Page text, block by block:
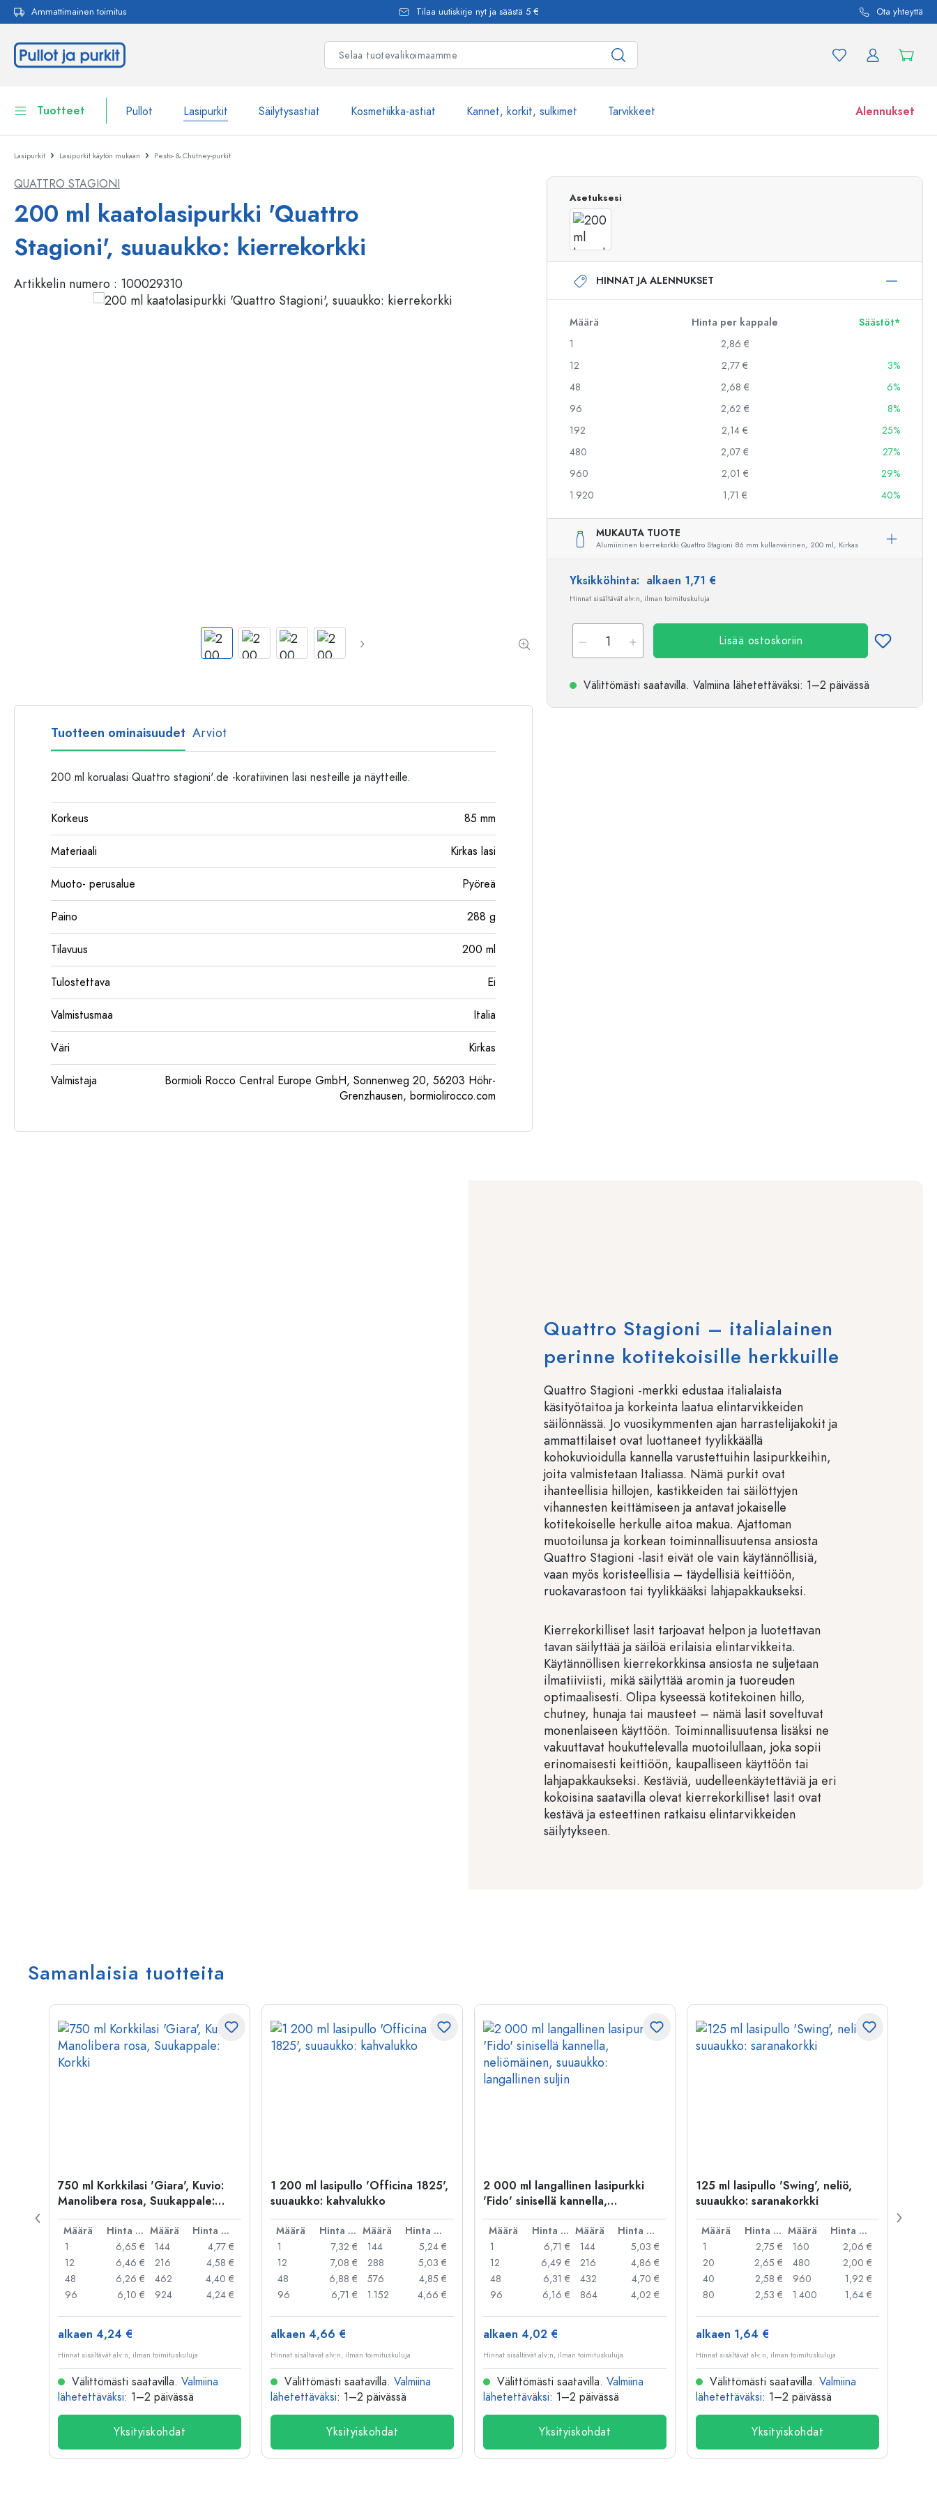
Siirry päänavigointiin
Ammattimainen toimitus Tilaa uutiskirje nyt ja säästä 5 € Ota yhteyttä
Tuotteet Pullot Lasipurkit Säilytysastiat Kosmetiikka-astiat Kannet, korkit, sulkimet Tarvikkeet Alennukset
Pullot
Säilytysastiat
Astiat
Kosmetiikka-astiat
Näytä kaikki Pullot
Pullot tuotemerkin mukaan
WECK-Lasipullot
Patenttikorkkipullot
Spraypullot
Airless-pumppupullot
Roll-on-pullot
Puristuspullot
Säilytyspullot
Ginipullot
Joulupullot
Koristeelliset pullot
Käymisastiat
Muovipullot
Lasipurkit
Lasipurkit Lasipurkit käytön mukaan Pesto- & Chutney-purkit
QUATTRO STAGIONI
200 ml kaatolasipurkki 'Quattro
Stagioni', suuaukko: kierrekorkki
Artikkelin numero : 100029310
Asetuksesi
HINNAT JA ALENNUKSET
Määrä Hinta per kappale
Säästöt*
1
2,86 €
12
2,77 €
3%
48
2,68 €
6%
96
2,62 €
8%
192
2,14 €
25%
480
2,07 €
27%
960
2,01 €
29%
1.920
1,71 € 40%
MUKAUTA TUOTE
Alumiininen kierrekorkki Quattro Stagioni 86 mm kullanvärinen, 200 ml, Kirkas
Yksikköhinta: alkaen 1,71 €
Hinnat sisältävät alv:n, ilman toimituskuluja
Lisää ostoskoriin
Välittömästi saatavilla. Valmiina lähetettäväksi: 1–2 päivässä
Tuotteen ominaisuudet Arviot
200 ml korualasi Quattro stagioni'.de -koratiivinen lasi nesteille ja näytteille.
Korkeus 85 mm
Materiaali Kirkas lasi
Muoto- perusalue Pyöreä
Paino 288 g
Tilavuus 200 ml
Tulostettava Ei
Valmistusmaa Italia
Väri Kirkas
Valmistaja
Bormioli Rocco Central Europe GmbH, Sonnenweg 20, 56203 Höhr-
Grenzhausen, bormiolirocco.com
Quattro Stagioni – italialainen
perinne kotitekoisille herkkuille
Quattro Stagioni -merkki edustaa italialaista
käsityötaitoa ja korkeinta laatua elintarvikkeiden
säilönnässä. Jo vuosikymmenten ajan harrastelijakokit ja
ammattilaiset ovat luottaneet tyylikkäällä
kohokuvioidulla kannella varustettuihin lasipurkkeihin,
joita valmistetaan Italiassa. Nämä purkit ovat
ihanteellisia hillojen, kastikkeiden tai säilöttyjen
vihannesten keittämiseen ja antavat jokaiselle
kotitekoiselle herkulle aitoa makua. Ajattoman
muotoilunsa ja korkean toiminnallisuutensa ansiosta
Quattro Stagioni -lasit eivät ole vain käytännöllisiä,
vaan myös koristeellisia – täydellisiä keittiöön,
ruokavarastoon tai tyylikkääksi lahjapakkaukseksi.
Kierrekorkilliset lasit tarjoavat helpon ja luotettavan
tavan säilyttää ja säilöä erilaisia elintarvikkeita.
Käytännöllisen kierrekorkkinsa ansiosta ne suljetaan
ilmatiiviisti, mikä säilyttää aromin ja tuoreuden
optimaalisesti. Olipa kyseessä kotitekoinen hillo,
chutney, hunaja tai mausteet – nämä lasit soveltuvat
monenlaiseen käyttöön. Toiminnallisuutensa lisäksi ne
vakuuttavat houkuttelevalla muotoilullaan, joka sopii
erinomaisesti keittiöön, kaupalliseen käyttöön tai
lahjapakkaukseksi. Kestäviä, uudelleenkäytettäviä ja eri
kokoisina saatavilla olevat kierrekorkilliset lasit ovat
kestävä ja esteettinen ratkaisu elintarvikkeiden
säilytykseen.
Samanlaisia tuotteita
750 ml Korkkilasi 'Giara', Kuvio:
Manolibera rosa, Suukappale:
Korkki
Määrä Hinta per kpl Määrä
Hinta per kpl
1
6,65 €
12
6,46 €
48
6,26 €
96
6,10 €
144
4,77 €
216
4,58 €
462
4,40 €
924
4,24 €
alkaen 4,24 €
Hinnat sisältävät alv:n, ilman toimituskuluja
Välittömästi saatavilla. Valmiina
lähetettäväksi: 1–2 päivässä
Yksityiskohdat
1 200 ml lasipullo 'Officina 1825',
suuaukko: kahvalukko
Määrä Hinta per kpl Määrä
Hinta per kpl
1
7,32 €
12
7,08 €
48
6,88 €
96
6,71 €
144
5,24 €
288
5,03 €
576
4,85 €
1.152
4,66 €
alkaen 4,66 €
Hinnat sisältävät alv:n, ilman toimituskuluja
Välittömästi saatavilla. Valmiina
lähetettäväksi: 1–2 päivässä
Yksityiskohdat
2 000 ml langallinen lasipurkki
'Fido' sinisellä kannella,
neliömäinen, suuaukko: langallinen
suljin
Määrä Hinta per kpl Määrä
Hinta per kpl
1
6,71 €
12
6,49 €
48
6,31 €
96
6,16 €
144
5,03 €
216
4,86 €
432
4,70 €
864
4,02 €
alkaen 4,02 €
Hinnat sisältävät alv:n, ilman toimituskuluja
Välittömästi saatavilla. Valmiina
lähetettäväksi: 1–2 päivässä
Yksityiskohdat
125 ml lasipullo 'Swing', neliö,
suuaukko: saranakorkki
Määrä Hinta per kpl Määrä
Hinta per kpl
1
2,75 €
20
2,65 €
40
2,58 €
80
2,53 €
160
2,06 €
480
2,00 €
960
1,92 €
1.400
1,64 €
alkaen 1,64 €
Hinnat sisältävät alv:n, ilman toimituskuluja
Välittömästi saatavilla. Valmiina
lähetettäväksi: 1–2 päivässä
Yksityiskohdat